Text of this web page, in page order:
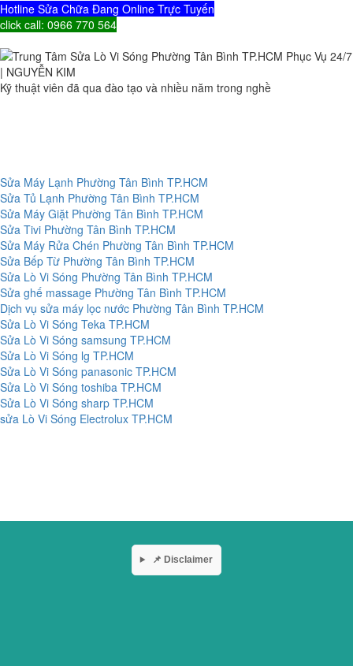
Hotline Sửa Chữa Đang Online Trực Tuyến
click call: 0966 770 564
Kỹ thuật viên đã qua đào tạo và nhiều năm trong nghề
Sửa Máy Lạnh Phường Tân Bình TP.HCM
Sửa Tủ Lạnh Phường Tân Bình TP.HCM
Sửa Máy Giặt Phường Tân Bình TP.HCM
Sửa Tivi Phường Tân Bình TP.HCM
Sửa Máy Rửa Chén Phường Tân Bình TP.HCM
Sửa Bếp Từ Phường Tân Bình TP.HCM
Sửa Lò Vi Sóng Phường Tân Bình TP.HCM
Sửa ghế massage Phường Tân Bình TP.HCM
Dịch vụ sửa máy lọc nước Phường Tân Bình TP.HCM
Sửa Lò Vi Sóng Teka TP.HCM
Sửa Lò Vi Sóng samsung TP.HCM
Sửa Lò Vi Sóng lg TP.HCM
Sửa Lò Vi Sóng panasonic TP.HCM
Sửa Lò Vi Sóng toshiba TP.HCM
Sửa Lò Vi Sóng sharp TP.HCM
sửa Lò Vi Sóng Electrolux TP.HCM
📌 Disclaimer